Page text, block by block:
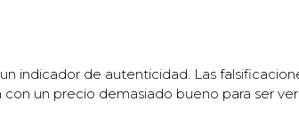
indicador de autenticidad. Las
con un precio demasiado bueno para ser